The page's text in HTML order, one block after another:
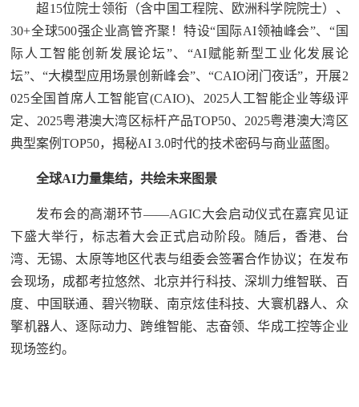
超15位院士领衔（含中国工程院、欧洲科学院院士）、
30+全球500强企业高管齐聚！特设“国际AI领袖峰会”、“国
际人工智能创新发展论坛”、“AI赋能新型工业化发展论
坛”、“大模型应用场景创新峰会”、“CAIO闭门夜话”，开展2
025全国首席人工智能官(CAIO)、2025人工智能企业等级评
定、2025粤港澳大湾区标杆产品TOP50、2025粤港澳大湾区
典型案例TOP50，揭秘AI 3.0时代的技术密码与商业蓝图。
全球AI力量集结，共绘未来图景
发布会的高潮环节——AGIC大会启动仪式在嘉宾见证
下盛大举行，标志着大会正式启动阶段。随后，香港、台
湾、无锡、太原等地区代表与组委会签署合作协议；在发布
会现场，成都考拉悠然、北京并行科技、深圳⼒维智联、百
度、中国联通、碧兴物联、南京炫佳科技、大寰机器人、众
擎机器人、逐际动力、跨维智能、志奋领、华成工控等企业
现场签约。